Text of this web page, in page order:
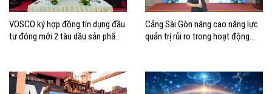
VOSCO ký hợp đồng tín dụng đầu
tư đóng mới 2 tàu dầu sản phẩm
Cảng Sài Gòn nâng cao năng lực
quản trị rủi ro trong hoạt động